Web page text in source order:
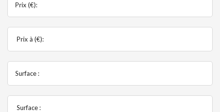
Prix (€):
Prix à (€):
Surface :
Surface :